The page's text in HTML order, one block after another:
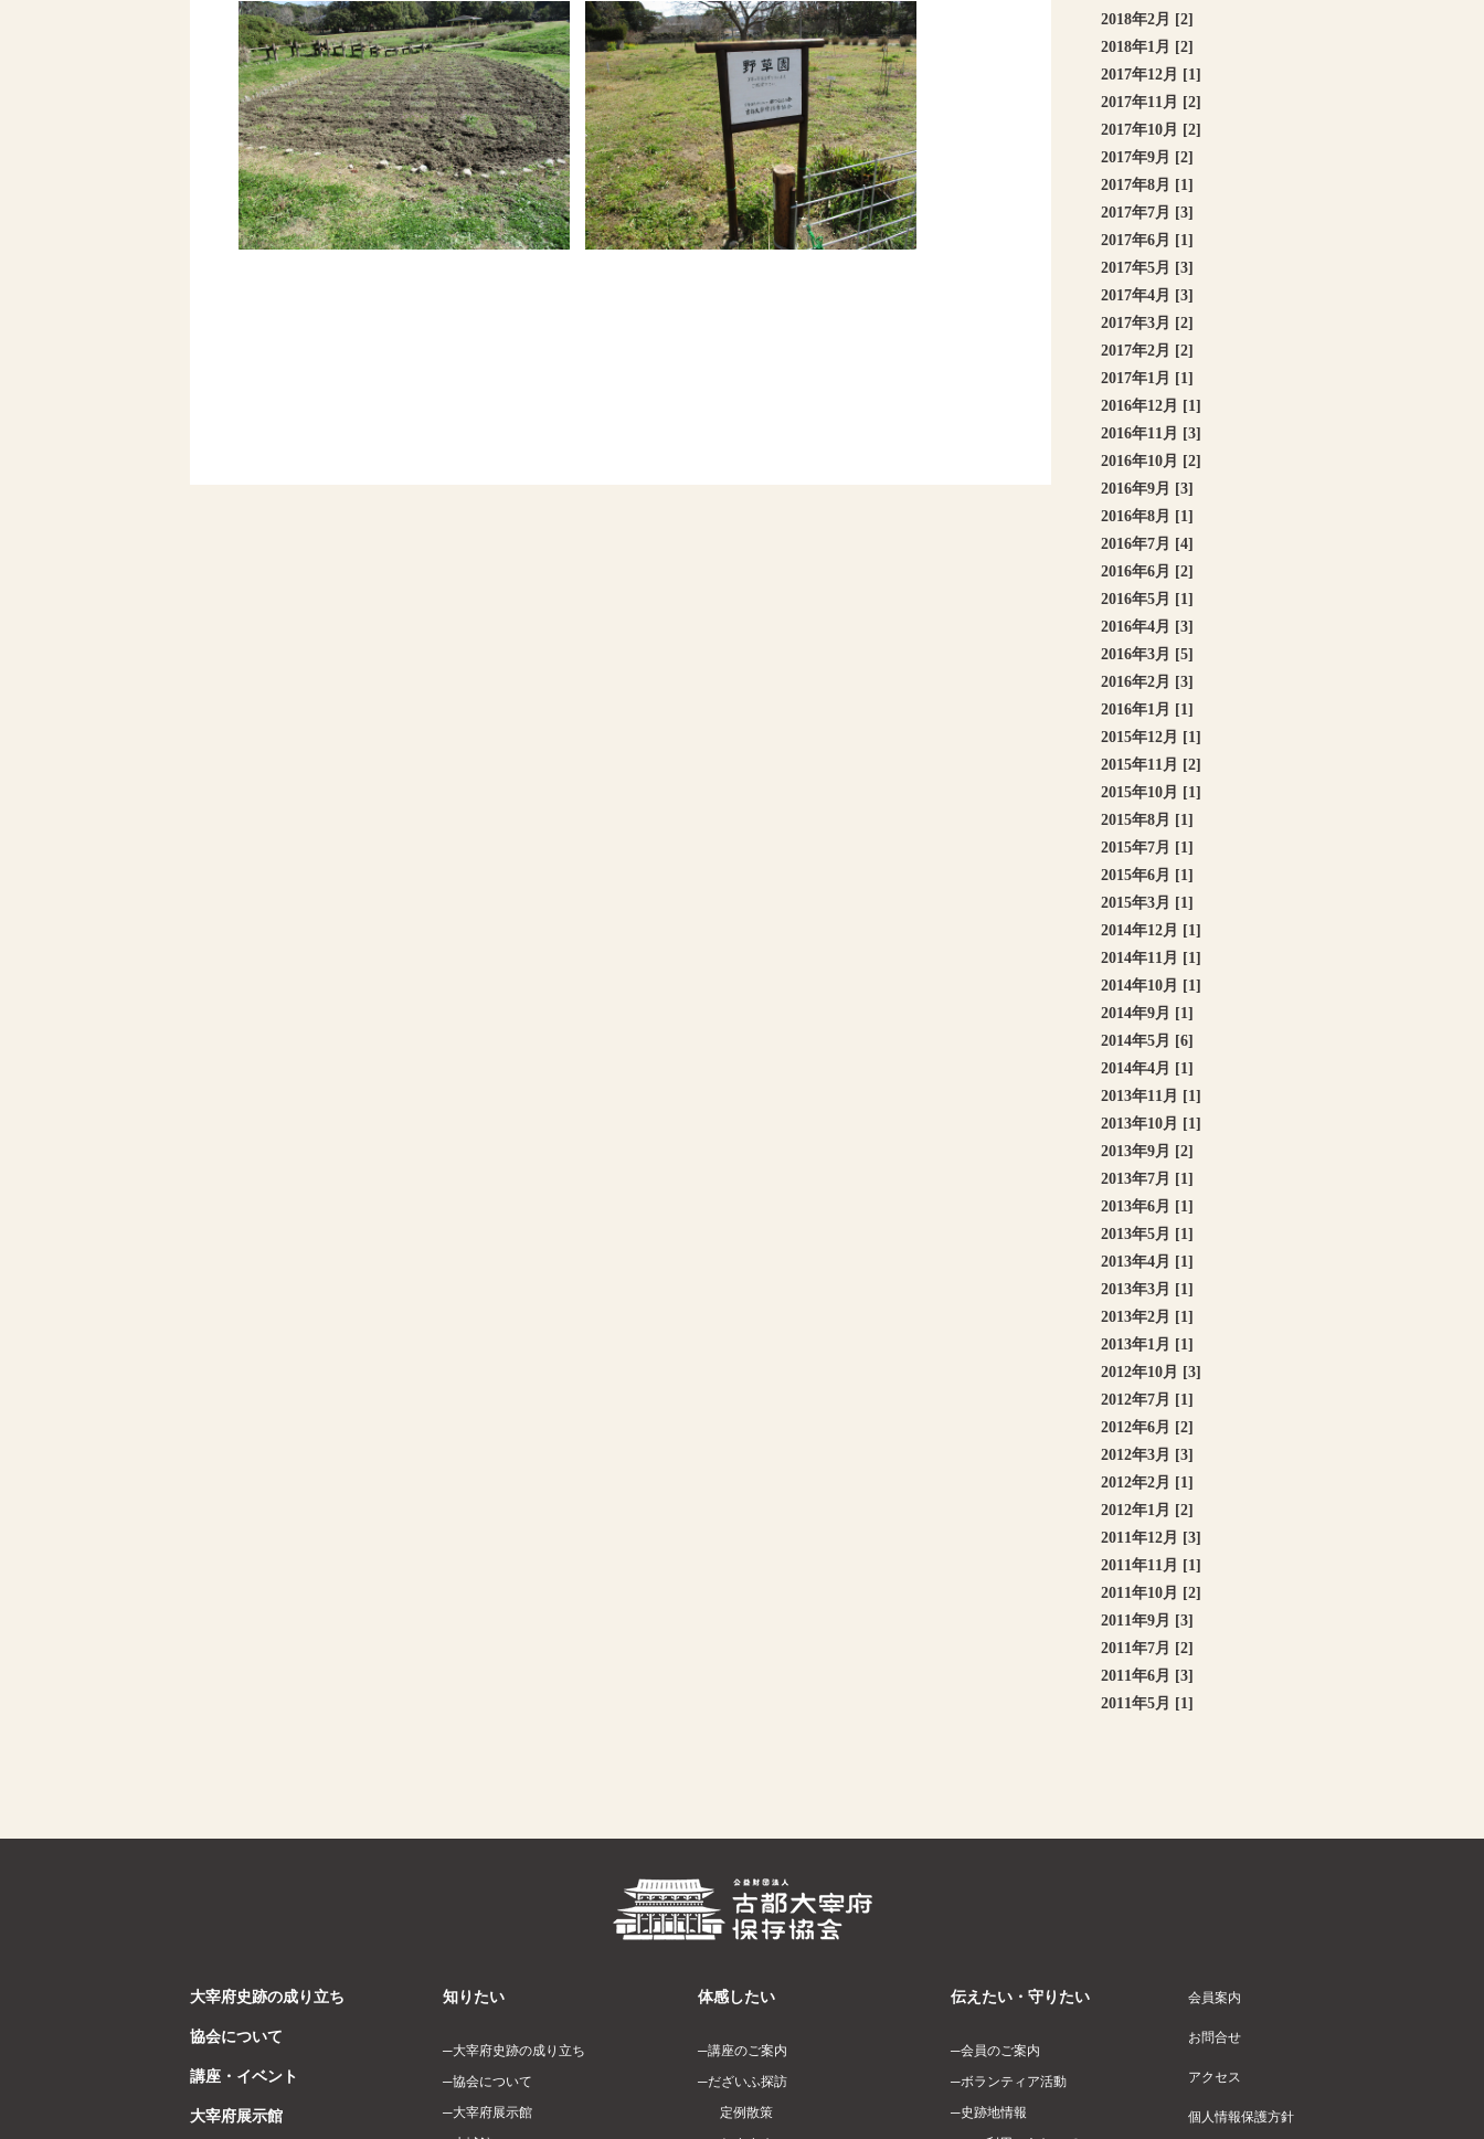
2018年2月 [2]
2018年1月 [2]
2017年12月 [1]
2017年11月 [2]
2017年10月 [2]
2017年9月 [2]
2017年8月 [1]
2017年7月 [3]
2017年6月 [1]
2017年5月 [3]
2017年4月 [3]
2017年3月 [2]
2017年2月 [2]
2017年1月 [1]
2016年12月 [1]
2016年11月 [3]
2016年10月 [2]
2016年9月 [3]
2016年8月 [1]
2016年7月 [4]
2016年6月 [2]
2016年5月 [1]
2016年4月 [3]
2016年3月 [5]
2016年2月 [3]
2016年1月 [1]
2015年12月 [1]
2015年11月 [2]
2015年10月 [1]
2015年8月 [1]
2015年7月 [1]
2015年6月 [1]
2015年3月 [1]
2014年12月 [1]
2014年11月 [1]
2014年10月 [1]
2014年9月 [1]
2014年5月 [6]
2014年4月 [1]
2013年11月 [1]
2013年10月 [1]
2013年9月 [2]
2013年7月 [1]
2013年6月 [1]
2013年5月 [1]
2013年4月 [1]
2013年3月 [1]
2013年2月 [1]
2013年1月 [1]
2012年10月 [3]
2012年7月 [1]
2012年6月 [2]
2012年3月 [3]
2012年2月 [1]
2012年1月 [2]
2011年12月 [3]
2011年11月 [1]
2011年10月 [2]
2011年9月 [3]
2011年7月 [2]
2011年6月 [3]
2011年5月 [1]
大宰府史跡の成り立ち
協会について
講座・イベント
大宰府展示館
知りたい
大宰府史跡の成り立ち
協会について
大宰府展示館
体感したい
講座のご案内
だざいふ探訪
定例散策
伝えたい・守りたい
会員のご案内
ボランティア活動
史跡地情報
会員案内
お問合せ
アクセス
個人情報保護方針